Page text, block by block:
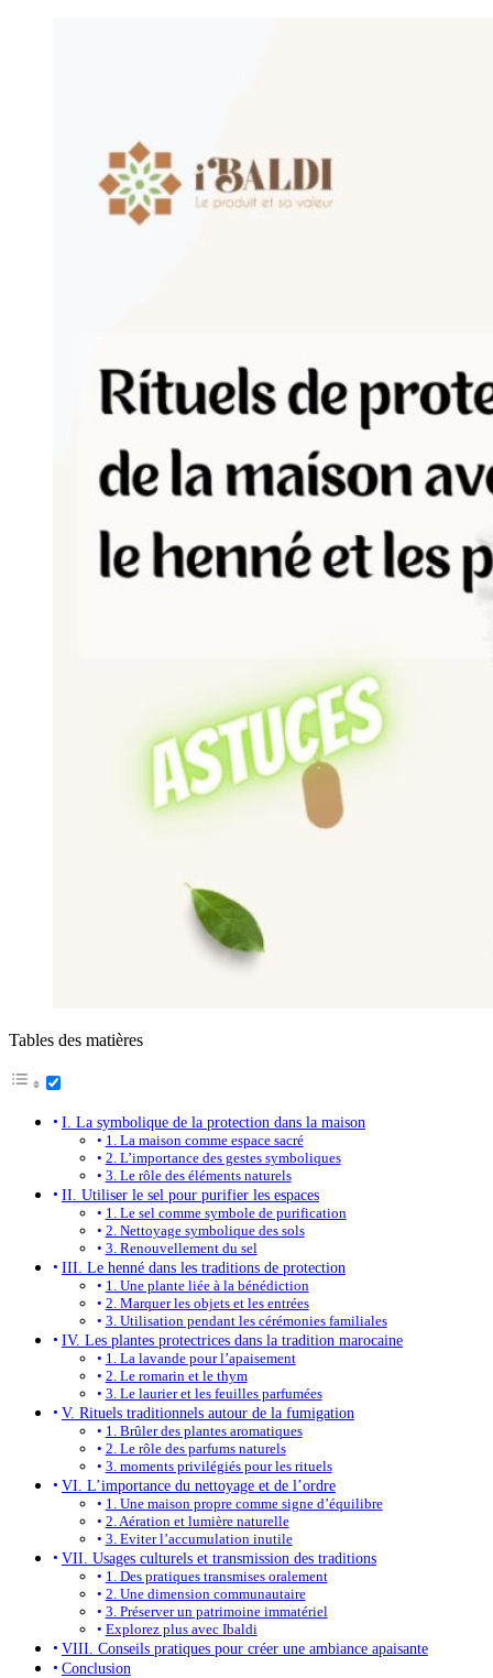
Tables des matières
I. La symbolique de la protection dans la maison
1. La maison comme espace sacré
2. L’importance des gestes symboliques
3. Le rôle des éléments naturels
II. Utiliser le sel pour purifier les espaces
1. Le sel comme symbole de purification
2. Nettoyage symbolique des sols
3. Renouvellement du sel
III. Le henné dans les traditions de protection
1. Une plante liée à la bénédiction
2. Marquer les objets et les entrées
3. Utilisation pendant les cérémonies familiales
IV. Les plantes protectrices dans la tradition marocaine
1. La lavande pour l’apaisement
2. Le romarin et le thym
3. Le laurier et les feuilles parfumées
V. Rituels traditionnels autour de la fumigation
1. Brûler des plantes aromatiques
2. Le rôle des parfums naturels
3. moments privilégiés pour les rituels
VI. L’importance du nettoyage et de l’ordre
1. Une maison propre comme signe d’équilibre
2. Aération et lumière naturelle
3. Eviter l’accumulation inutile
VII. Usages culturels et transmission des traditions
1. Des pratiques transmises oralement
2. Une dimension communautaire
3. Préserver un patrimoine immatériel
Explorez plus avec Ibaldi
VIII. Conseils pratiques pour créer une ambiance apaisante
Conclusion